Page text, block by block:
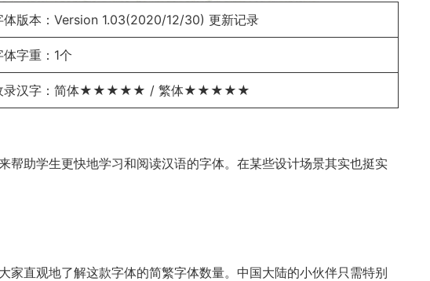
体版本：Version 1.03(2020/12/30) 更新记录
体字重：1个
录汉字：简体★★★★★ / 繁体★★★★★
帮助学生更快地学习和阅读汉语的字体。在某些设计场景其实也挺实
家直观地了解这款字体的简繁字体数量。中国大陆的小伙伴只需特别